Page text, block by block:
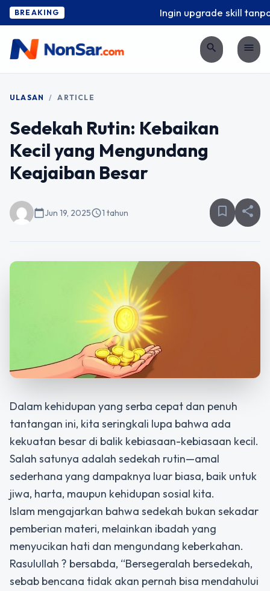
BREAKING Ingin upgrade skill
search menu
ULASAN / ARTICLE
Sedekah Rutin: Kebaikan
Kecil yang Mengundang
Keajaiban Besar
calendar_todayJun 19, 2025schedule1 tahun bookmark_border share
Dalam kehidupan yang serba cepat dan penuh
tantangan ini, kita seringkali lupa bahwa ada
kekuatan besar di balik kebiasaan-kebiasaan kecil.
Salah satunya adalah sedekah rutin—amal
sederhana yang dampaknya luar biasa, baik untuk
jiwa, harta, maupun kehidupan sosial kita.
Islam mengajarkan bahwa sedekah bukan sekadar
pemberian materi, melainkan ibadah yang
menyucikan hati dan mengundang keberkahan.
Rasulullah ? bersabda, “Bersegeralah bersedekah,
sebab bencana tidak akan pernah bisa mendahului